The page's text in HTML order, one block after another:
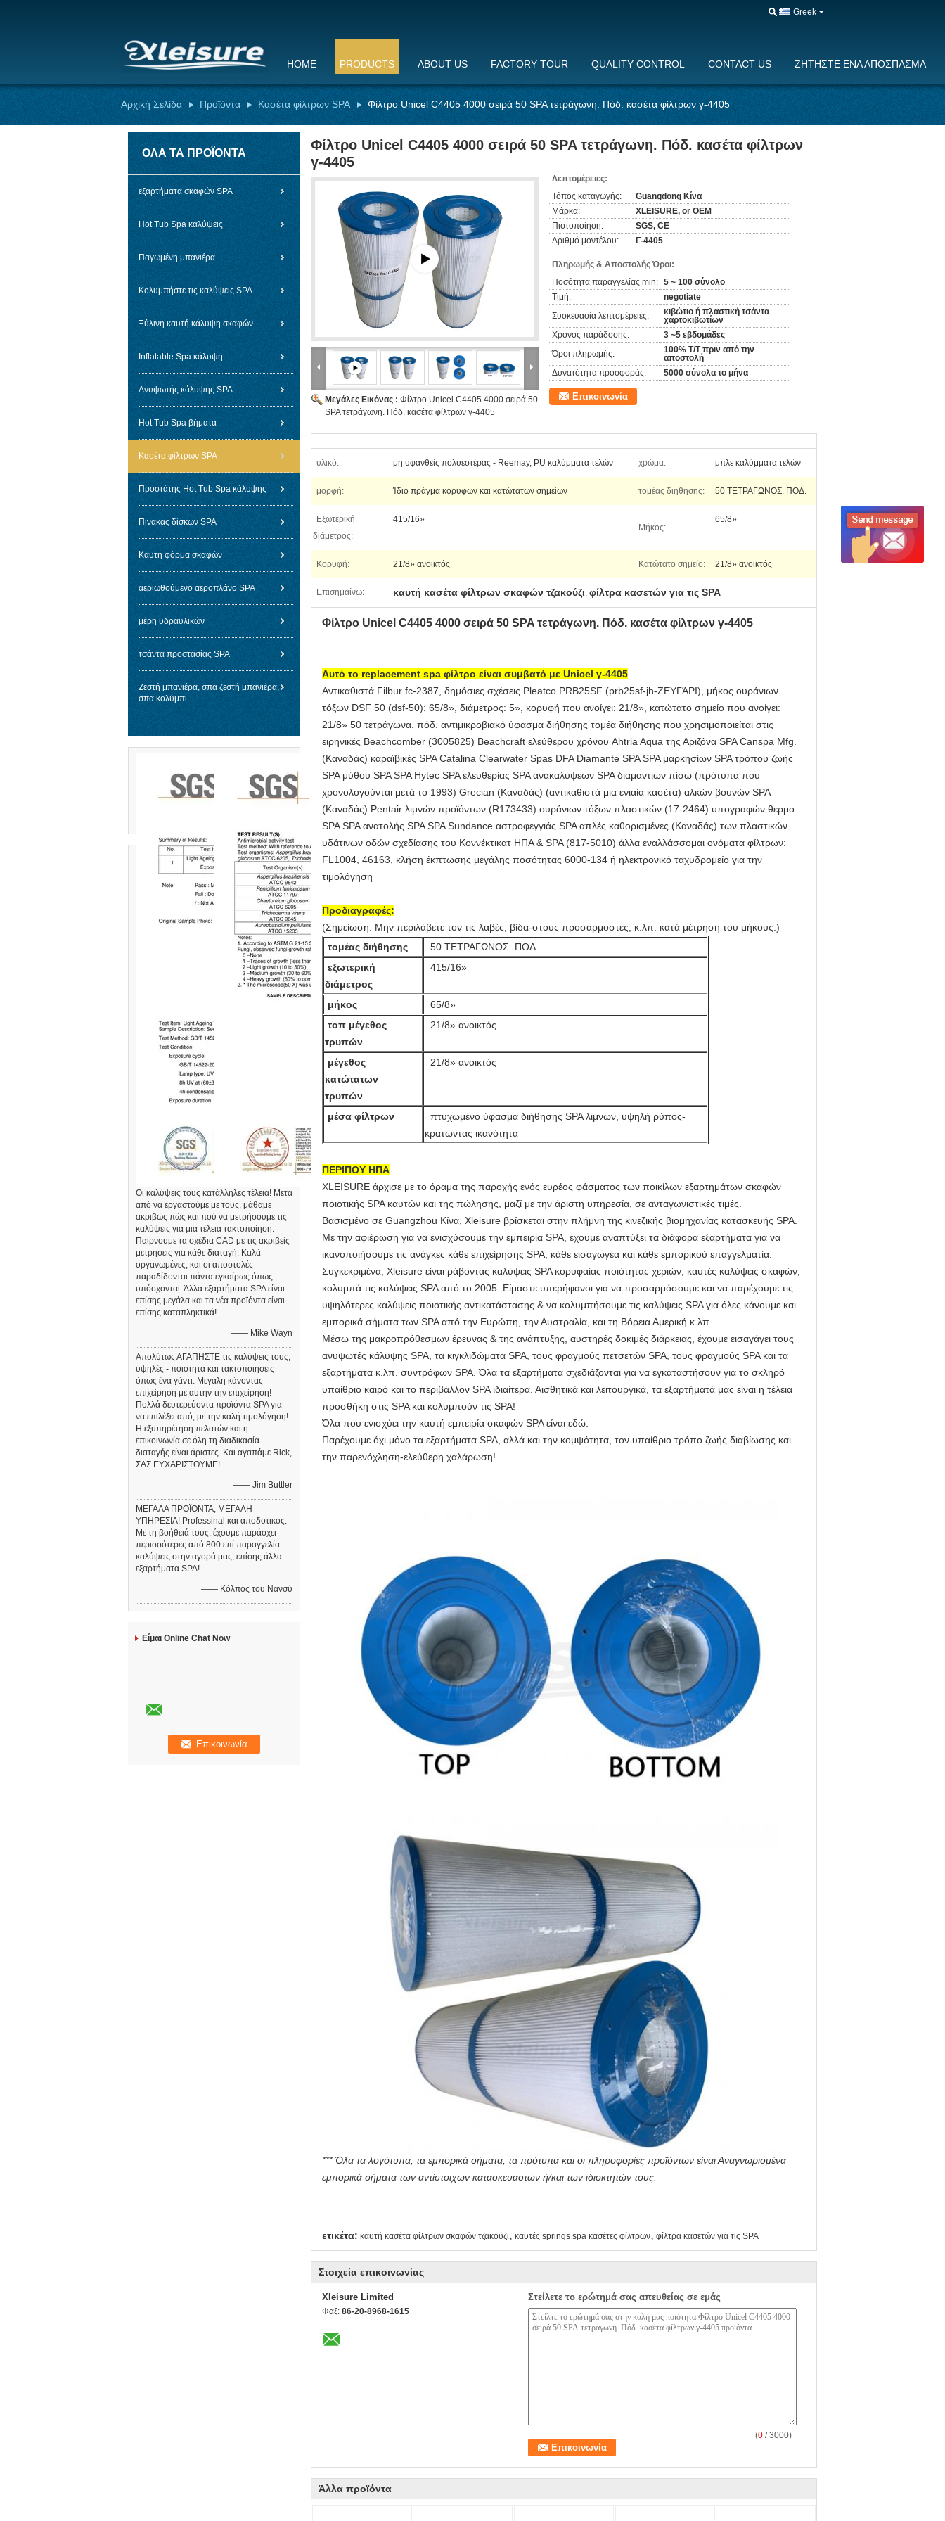
Greek
HOME PRODUCTS ABOUT US FACTORY TOUR QUALITY CONTROL CONTACT US ΖΗΤΉΣΤΕ ΈΝΑ ΑΠΌΣΠΑΣΜΑ
Αρχική Σελίδα Προϊόντα Κασέτα φίλτρων SPA Φίλτρο Unicel C4405 4000 σειρά 50 SPA τετράγωνη. Πόδ. κασέτα φίλτρων γ-4405
ΌΛΑ ΤΑ ΠΡΟΪΌΝΤΑ
εξαρτήματα σκαφών SPA
Hot Tub Spa καλύψεις
Παγωμένη μπανιέρα.
Κολυμπήστε τις καλύψεις SPA
Ξύλινη καυτή κάλυψη σκαφών
Inflatable Spa κάλυψη
Ανυψωτής κάλυψης SPA
Hot Tub Spa βήματα
Κασέτα φίλτρων SPA
Προστάτης Hot Tub Spa κάλυψης
Πίνακας δίσκων SPA
Καυτή φόρμα σκαφών
αεριωθούμενο αεροπλάνο SPA
μέρη υδραυλικών
τσάντα προστασίας SPA
Ζεστή μπανιέρα, σπα ζεστή μπανιέρα,
σπα κολύμπι
Οι καλύψεις τους κατάλληλες τέλεια! Μετά
από να εργαστούμε με τους, μάθαμε
ακριβώς πώς και πού να μετρήσουμε τις
καλύψεις για μια τέλεια τακτοποίηση.
Παίρνουμε τα σχέδια CAD με τις ακριβείς
μετρήσεις για κάθε διαταγή. Καλά-
οργανωμένες, και οι αποστολές
παραδίδονται πάντα εγκαίρως όπως
υπόσχονται. Άλλα εξαρτήματα SPA είναι
επίσης μεγάλα και τα νέα προϊόντα είναι
επίσης καταπληκτικά!
—— Mike Wayn
Απολύτως ΑΓΑΠΗΣΤΕ τις καλύψεις τους,
υψηλές - ποιότητα και τακτοποιήσεις
όπως ένα γάντι. Μεγάλη κάνοντας
επιχείρηση με αυτήν την επιχείρηση!
Πολλά δευτερεύοντα προϊόντα SPA για
να επιλέξει από, με την καλή τιμολόγηση!
Η εξυπηρέτηση πελατών και η
επικοινωνία σε όλη τη διαδικασία
διαταγής είναι άριστες. Και αγαπάμε Rick,
ΣΑΣ ΕΥΧΑΡΙΣΤΟΥΜΕ!
—— Jim Buttler
ΜΕΓΑΛΑ ΠΡΟΪΟΝΤΑ, ΜΕΓΑΛΗ
ΥΠΗΡΕΣΙΑ! Professinal και αποδοτικός.
Με τη βοήθειά τους, έχουμε παράσχει
περισσότερες από 800 επί παραγγελία
καλύψεις στην αγορά μας, επίσης άλλα
εξαρτήματα SPA!
—— Κόλπος του Νανσύ
Είμαι Online Chat Now
Φίλτρο Unicel C4405 4000 σειρά 50 SPA τετράγωνη. Πόδ. κασέτα φίλτρων
γ-4405
Μεγάλες Εικόνας : Φίλτρο Unicel C4405 4000 σειρά 50
SPA τετράγωνη. Πόδ. κασέτα φίλτρων γ-4405
Λεπτομέρειες:
Τόπος καταγωγής:
Guangdong Κίνα
Μάρκα:
XLEISURE, or OEM
Πιστοποίηση:
SGS, CE
Αριθμό μοντέλου:
Γ-4405
Πληρωμής & Αποστολής Όροι:
Ποσότητα παραγγελίας min: 5 ~ 100 σύνολο
Τιμή:
negotiate
Συσκευασία λεπτομέρειες:
κιβώτιο ή πλαστική τσάντα
χαρτοκιβωτίων
Χρόνος παράδοσης:
3 ~5 εβδομάδες
Όροι πληρωμής:
100% T/T πριν από την
αποστολή
Δυνατότητα προσφοράς:
5000 σύνολα το μήνα
Επικοινωνία
υλικό: μη υφανθείς πολυεστέρας - Reemay, PU καλύμματα τελών χρώμα: μπλε καλύμματα τελών
μορφή: Ίδιο πράγμα κορυφών και κατώτατων σημείων τομέας διήθησης: 50 ΤΕΤΡΑΓΩΝΟΣ. ΠΟΔ.
Εξωτερική
διάμετρος:
415/16»
Μήκος:
65/8»
Κορυφή: 21/8» ανοικτός Κατώτατο σημείο: 21/8» ανοικτός
Επισημαίνω: καυτή κασέτα φίλτρων σκαφών τζακούζι, φίλτρα κασετών για τις SPA
Φίλτρο Unicel C4405 4000 σειρά 50 SPA τετράγωνη. Πόδ. κασέτα φίλτρων γ-4405
Αυτό το replacement spa φίλτρο είναι συμβατό με Unicel γ-4405
Αντικαθιστά Filbur fc-2387, δημόσιες σχέσεις Pleatco PRB25SF (prb25sf-jh-ΖΕΥΓΆΡΙ), μήκος ουράνιων
τόξων DSF 50 (dsf-50): 65/8», διάμετρος: 5», κορυφή που ανοίγει: 21/8», κατώτατο σημείο που ανοίγει:
21/8» 50 τετράγωνα. πόδ. αντιμικροβιακό ύφασμα διήθησης τομέα διήθησης που χρησιμοποιείται στις
ειρηνικές Beachcomber (3005825) Beachcraft ελεύθερου χρόνου Ahtria Aqua της Αριζόνα SPA Canspa Mfg.
(Καναδάς) καραϊβικές SPA Catalina Clearwater Spas DFA Diamante SPA SPA μαρκησίων SPA τρόπου ζωής
SPA μύθου SPA SPA Hytec SPA ελευθερίας SPA ανακαλύψεων SPA διαμαντιών πίσω (πρότυπα που
χρονολογούνται μετά το 1993) Grecian (Καναδάς) (αντικαθιστά μια ενιαία κασέτα) αλκών βουνών SPA
(Καναδάς) Pentair λιμνών προϊόντων (R173433) ουράνιων τόξων πλαστικών (17-2464) υπογραφών θερμο
SPA SPA ανατολής SPA SPA Sundance αστροφεγγιάς SPA απλές καθορισμένες (Καναδάς) των πλαστικών
υδάτινων οδών σχεδίασης του Κοννέκτικατ ΗΠΑ & SPA (817-5010) άλλα εναλλάσσομαι ονόματα φίλτρων:
FL1004, 46163, κλήση έκπτωσης μεγάλης ποσότητας 6000-134 ή ηλεκτρονικό ταχυδρομείο για την
τιμολόγηση
Προδιαγραφές:
(Σημείωση: Μην περιλάβετε τον τις λαβές, βίδα-στους προσαρμοστές, κ.λπ. κατά μέτρηση του μήκους.)
τομέας διήθησης
50 ΤΕΤΡΑΓΩΝΟΣ. ΠΟΔ.
εξωτερική
διάμετρος
415/16»
μήκος
65/8»
τοπ μέγεθος
τρυπών
21/8» ανοικτός
μέγεθος
κατώτατων
τρυπών
21/8» ανοικτός
μέσα φίλτρων
πτυχωμένο ύφασμα διήθησης SPA λιμνών, υψηλή ρύπος-
κρατώντας ικανότητα
ΠΕΡΙΠΟΥ ΗΠΑ
XLEISURE άρχισε με το όραμα της παροχής ενός ευρέος φάσματος των ποικίλων εξαρτημάτων σκαφών
ποιοτικής SPA καυτών και της πώλησης, μαζί με την άριστη υπηρεσία, σε ανταγωνιστικές τιμές.
Βασισμένο σε Guangzhou Κίνα, Xleisure βρίσκεται στην πλήμνη της κινεζικής βιομηχανίας κατασκευής SPA.
Με την αφιέρωση για να ενισχύσουμε την εμπειρία SPA, έχουμε αναπτύξει τα διάφορα εξαρτήματα για να
ικανοποιήσουμε τις ανάγκες κάθε επιχείρησης SPA, κάθε εισαγωγέα και κάθε εμπορικού επαγγελματία.
Συγκεκριμένα, Xleisure είναι ράβοντας καλύψεις SPA κορυφαίας ποιότητας χεριών, καυτές καλύψεις σκαφών,
κολυμπά τις καλύψεις SPA από το 2005. Είμαστε υπερήφανοι για να προσαρμόσουμε και να παρέχουμε τις
υψηλότερες καλύψεις ποιοτικής αντικατάστασης & να κολυμπήσουμε τις καλύψεις SPA για όλες κάνουμε και
εμπορικά σήματα των SPA από την Ευρώπη, την Αυστραλία, και τη Βόρεια Αμερική κ.λπ.
Μέσω της μακροπρόθεσμων έρευνας & της ανάπτυξης, αυστηρές δοκιμές διάρκειας, έχουμε εισαγάγει τους
ανυψωτές κάλυψης SPA, τα κιγκλιδώματα SPA, τους φραγμούς πετσετών SPA, τους φραγμούς SPA και τα
εξαρτήματα κ.λπ. συντρόφων SPA. Όλα τα εξαρτήματα σχεδιάζονται για να εγκαταστήσουν για το σκληρό
υπαίθριο καιρό και το περιβάλλον SPA ιδιαίτερα. Αισθητικά και λειτουργικά, τα εξαρτήματά μας είναι η τέλεια
προσθήκη στις SPA και κολυμπούν τις SPA!
Όλα που ενισχύει την καυτή εμπειρία σκαφών SPA είναι εδώ.
Παρέχουμε όχι μόνο τα εξαρτήματα SPA, αλλά και την κομψότητα, τον υπαίθριο τρόπο ζωής διαβίωσης και
την παρενόχληση-ελεύθερη χαλάρωση!
*** Όλα τα λογότυπα, τα εμπορικά σήματα, τα πρότυπα και οι πληροφορίες προϊόντων είναι Αναγνωρισμένα
εμπορικά σήματα των αντίστοιχων κατασκευαστών ή/και των ιδιοκτητών τους.
ετικέτα: καυτή κασέτα φίλτρων σκαφών τζακούζι, καυτές springs spa κασέτες φίλτρων, φίλτρα κασετών για τις SPA
Στοιχεία επικοινωνίας
Xleisure Limited
Φαξ: 86-20-8968-1615
Στείλετε το ερώτημά σας απευθείας σε εμάς
(0 / 3000)
Άλλα προϊόντα